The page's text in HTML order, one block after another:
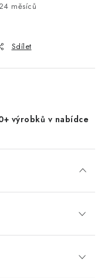
měsíců
Sdílet
výrobků v nabídce